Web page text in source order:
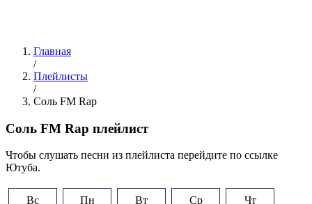
Главная
/
Плейлисты
/
Соль FM Rap
Соль FM Rap плейлист
Чтобы слушать песни из плейлиста перейдите по ссылке
Ютуба.
Вс
Пн
Вт
Ср
Чт